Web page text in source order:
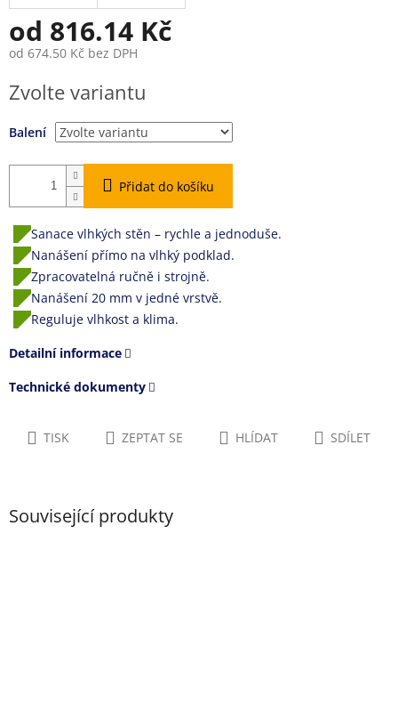
od 816.14 Kč
od 674.50 Kč bez DPH
cena:
Zvolte variantu
Balení
Přidat do košíku
Sanace vlhkých stěn – rychle a jednoduše.
Nanášení přímo na vlhký podklad.
Zpracovatelná ručně i strojně.
Nanášení 20 mm v jedné vrstvě.
Reguluje vlhkost a klima.
Detailní informace
Technické dokumenty
TISK ZEPTAT SE HLÍDAT SDÍLET
Související produkty